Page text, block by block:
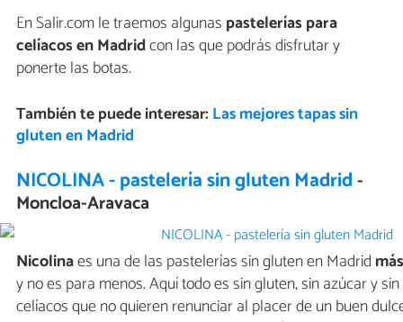
En Salir.com le traemos algunas pastelerías para
celíacos en Madridcon las que podrás disfrutar y
ponerte las botas.
También te puede interesar: Las mejores tapas sin
gluten en Madrid
NICOLINA - pastelería sin gluten Madrid-
Moncloa-Aravaca
Nicolinaes una de las pastelerías sin gluten en Madrid
y no es para menos. Aquí todo es sin gluten, sin azúcar y
celíacos que no quieren renunciar al placer de un buen